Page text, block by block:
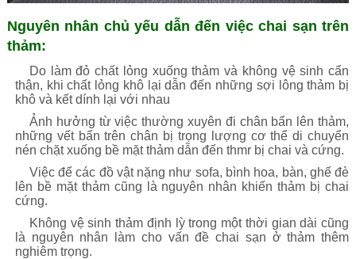
Nguyên nhân chủ yếu dẫn đến việc chai sạn trên
thảm:
Do làm đỏ chất lỏng xuống thảm và không vệ sinh cẩn
thận, khi chất lỏng khô lại dẫn đến những sợi lông thảm bị
khô và kết dính lại với nhau
Ảnh hưởng từ việc thường xuyên đi chân bẩn lên thảm,
những vết bẩn trên chân bị trọng lượng cơ thể di chuyển
nén chặt xuống bề mặt thảm dẫn đến thmr bị chai và cứng.
Việc để các đồ vật nặng như sofa, bình hoa, bàn, ghế đè
lên bề mặt thảm cũng là nguyên nhân khiến thảm bị chai
cứng.
Không vệ sinh thảm định lỳ trong một thời gian dài cũng
là nguyên nhân làm cho vấn đề chai sạn ở thảm thêm
nghiêm trọng.